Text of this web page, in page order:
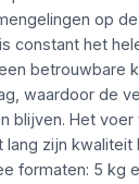
op
constant het
betrouwbare
waardoor de
blijven. Het
zijn kwaliteit
formaten: 5 kg